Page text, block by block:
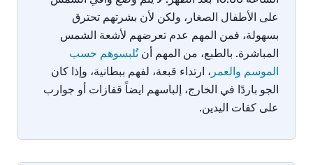
على الأطفال الصغار، ولكن لأن بشرتهم تحترق
بسهولة، فمن المهم عدم تعرضهم لأشعة الشمس
المباشرة. بالطبع، من المهم أنتُلبسوهم حسب
الموسم والعمر ، ارتداء قبعة، لفهم ببطانية، وإذا كان
الجو باردًا في الخارج، إلباسهم ايضاً قفازات أو جوارب
على كفات اليدين.